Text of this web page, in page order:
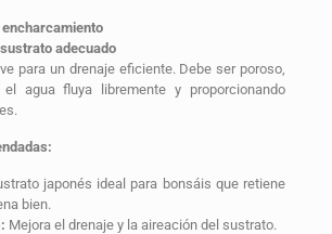
adecuado
para un drenaje eficiente. Debe ser poroso,
el agua fluya libremente y proporcionando
japonés ideal para bonsáis que retiene
bien.
Mejora el drenaje y la aireación del sustrato.